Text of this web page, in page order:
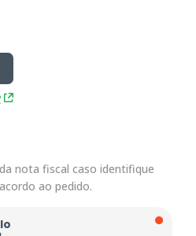
nota fiscal caso identifique
ao pedido.